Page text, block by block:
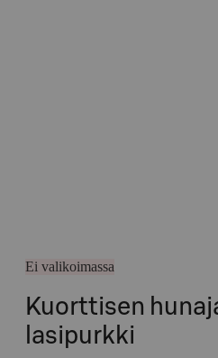
Ei valikoimassa
Kuorttisen
lasipurkki